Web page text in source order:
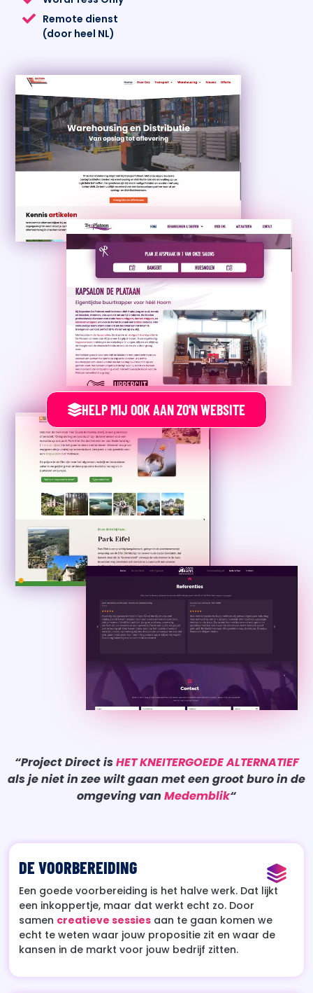
Remote dienst
(door heel NL)
HELP MIJ OOK AAN ZO'N WEBSITE
“Project Direct isHET KNEITERGOEDE ALTERNATIEF
als je niet in zee wilt gaan met een groot buro in de
omgeving van Medemblik“
DE VOORBEREIDING
Een goede voorbereiding is het halve werk. Dat lijkt
een inkoppertje, maar dat werkt echt zo. Door
samen creatieve sessiesaan te gaan komen we
echt te weten waar jouw propositie zit en waar de
kansen in de markt voor jouw bedrijf zitten.